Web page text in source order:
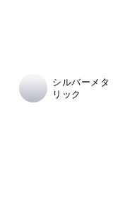
シルバーメタ
リック